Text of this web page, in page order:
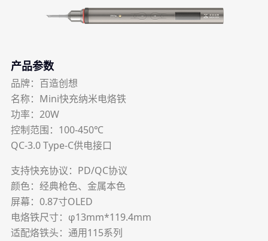
产品参数
品牌：百造创想
名称：Mini快充纳米电烙铁
功率：20W
控制范围：100-450℃
QC-3.0 Type-C供电接口
支持快充协议：PD/QC协议
颜色：经典枪色、金属本色
屏幕：0.87寸OLED
电烙铁尺寸：φ13mm*119.4mm
适配烙铁头：通用115系列